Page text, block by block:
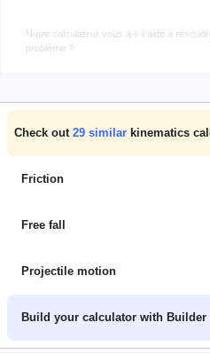
Notre calculateur vous a-t-il aidé à
problème ?
Check out 29 similar kinematics
Friction
Free fall
Projectile motion
Build your calculator with Builder